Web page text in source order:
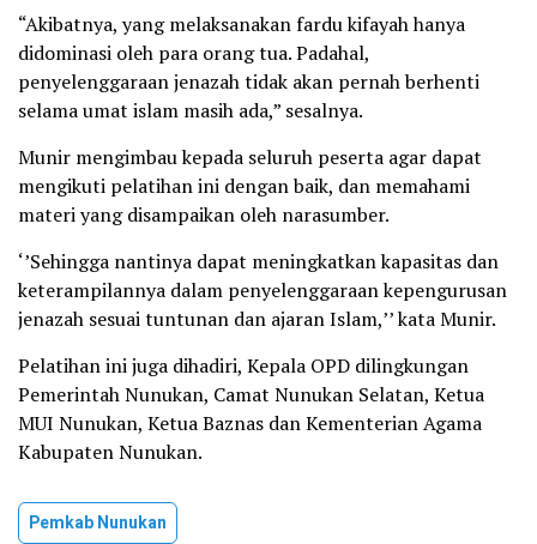
“Akibatnya, yang melaksanakan fardu kifayah hanya
didominasi oleh para orang tua. Padahal,
penyelenggaraan jenazah tidak akan pernah berhenti
selama umat islam masih ada,” sesalnya.
Munir mengimbau kepada seluruh peserta agar dapat
mengikuti pelatihan ini dengan baik, dan memahami
materi yang disampaikan oleh narasumber.
‘’Sehingga nantinya dapat meningkatkan kapasitas dan
keterampilannya dalam penyelenggaraan kepengurusan
jenazah sesuai tuntunan dan ajaran Islam,’’ kata Munir.
Pelatihan ini juga dihadiri, Kepala OPD dilingkungan
Pemerintah Nunukan, Camat Nunukan Selatan, Ketua
MUI Nunukan, Ketua Baznas dan Kementerian Agama
Kabupaten Nunukan.
Pemkab Nunukan